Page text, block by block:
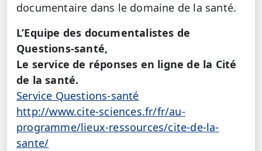
documentaire dans le domaine de la santé.
L’Equipe des documentalistes de
Questions-santé,
Le service de réponses en ligne de la Cité
de la santé.
Service Questions-santé
http://www.cite-sciences.fr/fr/au-
programme/lieux-ressources/cite-de-la-
sante/